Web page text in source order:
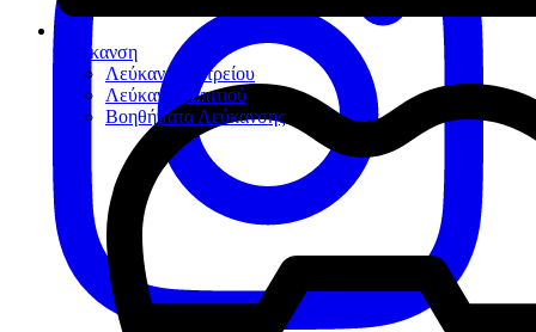
Λεύκανση
Λεύκανση Ιατρείου
Λεύκανση Σπιτιού
Βοηθήματα Λεύκανσης